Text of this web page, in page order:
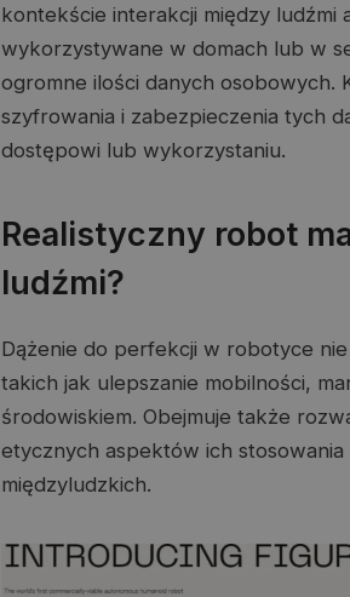
kontekście interakcji między ludźmi
wykorzystywane w domach lub w
ogromne ilości danych osobowych.
szyfrowania i zabezpieczenia tych
dostępowi lub wykorzystaniu.
Realistyczny robot
ludźmi?
Dążenie do perfekcji w robotyce
takich jak ulepszanie mobilności,
środowiskiem. Obejmuje także
etycznych aspektów ich
międzyludzkich.